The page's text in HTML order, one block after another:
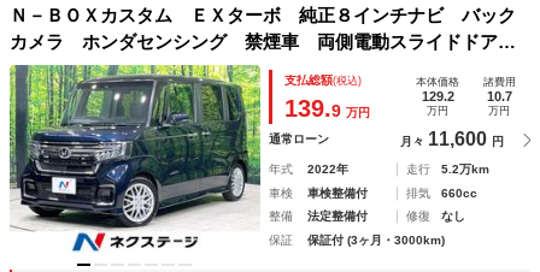
Ｎ－ＢＯＸカスタム ＥＸターボ 純正８インチナビ バック
カメラ ホンダセンシング 禁煙車 両側電動スライドドア
アダプティブクルーズ ＥＴＣ Ｂｌｕｅｔｏｏｔｈ スマー
トキー シートヒーター ＬＥＤヘッド＆フォグ クリアラン
スソナー
支払総額(税込)
139.9 万円
本体価格
129.2
万円
諸費用
10.7
万円
通常ローン 月々 11,600 円
年式 2022年 走行
5.2万km
車検
車検整備付 排気
660cc
整備
法定整備付 修復
なし
保証
保証付 (3ヶ月・3000km)